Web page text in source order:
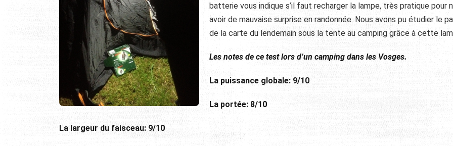
batterie vous indique s’il faut recharger la lampe, très pratique pour
avoir de mauvaise surprise en randonnée. Nous avons pu étudier le
de la carte du lendemain sous la tente au camping grâce à cette
Les notes de ce test lors d’un camping dans les Vosges.
La puissance globale: 9/10
La portée: 8/10
La largeur du faisceau: 9/10